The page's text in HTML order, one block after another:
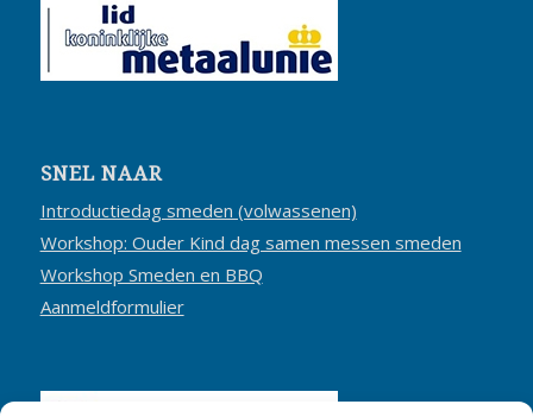
SNEL NAAR
Introductiedag smeden (volwassenen)
Workshop: Ouder Kind dag samen messen smeden
Workshop Smeden en BBQ
Aanmeldformulier